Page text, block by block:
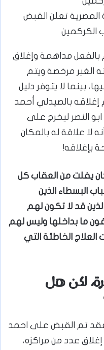
المصرية تعلن القبض
الكركمين
مداهمة وإغلاق
الغير مرخصة ويتم
بينما لا يتوفر دليل
إغلاقه بالصيدلي أحمد
النصر ليخرج على
لا علاقة له بالمكان
بإغلاقه!
يفلت من العقاب كل
البسطاء الذين
قد لا تكون لهم
ما بداخلها وليس لهم
الخاطئة التي
لكن هل
فقد تم القبض على احمد
عدد من مراكزه،